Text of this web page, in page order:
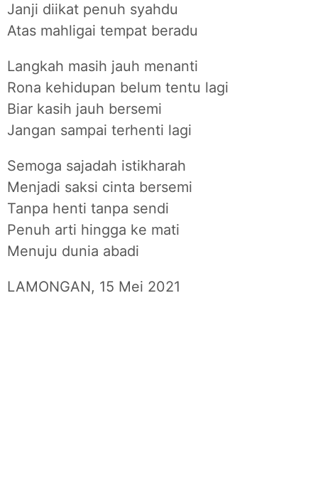
Janji diikat penuh syahdu
Atas mahligai tempat beradu
Langkah masih jauh menanti
Rona kehidupan belum tentu lagi
Biar kasih jauh bersemi
Jangan sampai terhenti lagi
Semoga sajadah istikharah
Menjadi saksi cinta bersemi
Tanpa henti tanpa sendi
Penuh arti hingga ke mati
Menuju dunia abadi
LAMONGAN, 15 Mei 2021